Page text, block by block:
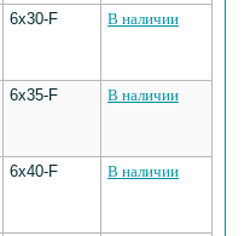
6х30-F В наличии
6х35-F В наличии
6х40-F В наличии